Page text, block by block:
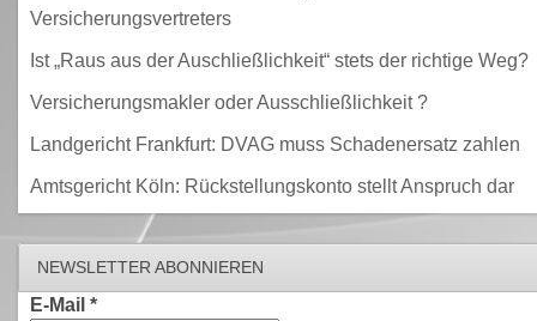
Versicherungsvertreters
Ist „Raus aus der Auschließlichkeit“ stets der richtige Weg?
Versicherungsmakler oder Ausschließlichkeit ?
Landgericht Frankfurt: DVAG muss Schadenersatz zahlen
Amtsgericht Köln: Rückstellungskonto stellt Anspruch dar
NEWSLETTER ABONNIEREN
E-Mail *